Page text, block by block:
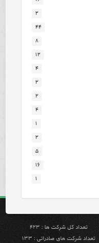
۲
۴۴
۸
۱۲
۴
۲
۲
۴
۱
۲
۵
۱۶
۱
تعداد کل شرکت ها : ۴۲۳
تعداد شرکت های صادراتی : ۱۳۳